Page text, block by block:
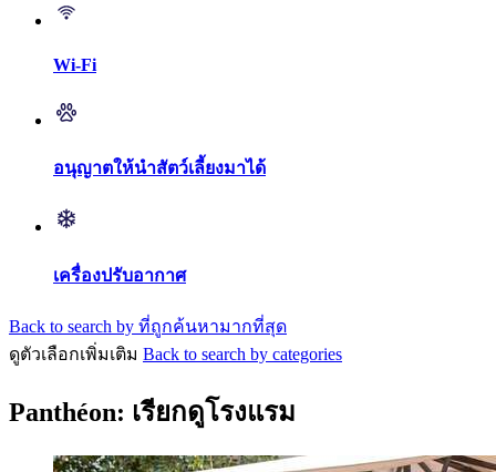
Wi-Fi
อนุญาตให้นำสัตว์เลี้ยงมาได้
เครื่องปรับอากาศ
Back to search by ที่ถูกค้นหามากที่สุด
ดูตัวเลือกเพิ่มเติม Back to search by categories
Panthéon: เรียกดูโรงแรม